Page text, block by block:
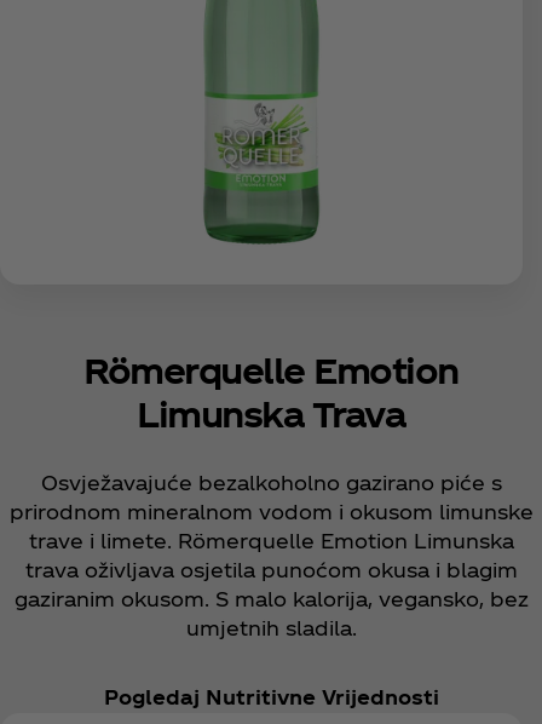
Römerquelle Emotion
Limunska Trava
Osvježavajuće bezalkoholno gazirano piće s
prirodnom mineralnom vodom i okusom limunske
trave i limete. Römerquelle Emotion Limunska
trava oživljava osjetila punoćom okusa i blagim
gaziranim okusom. S malo kalorija, vegansko, bez
umjetnih sladila.
Pogledaj Nutritivne Vrijednosti